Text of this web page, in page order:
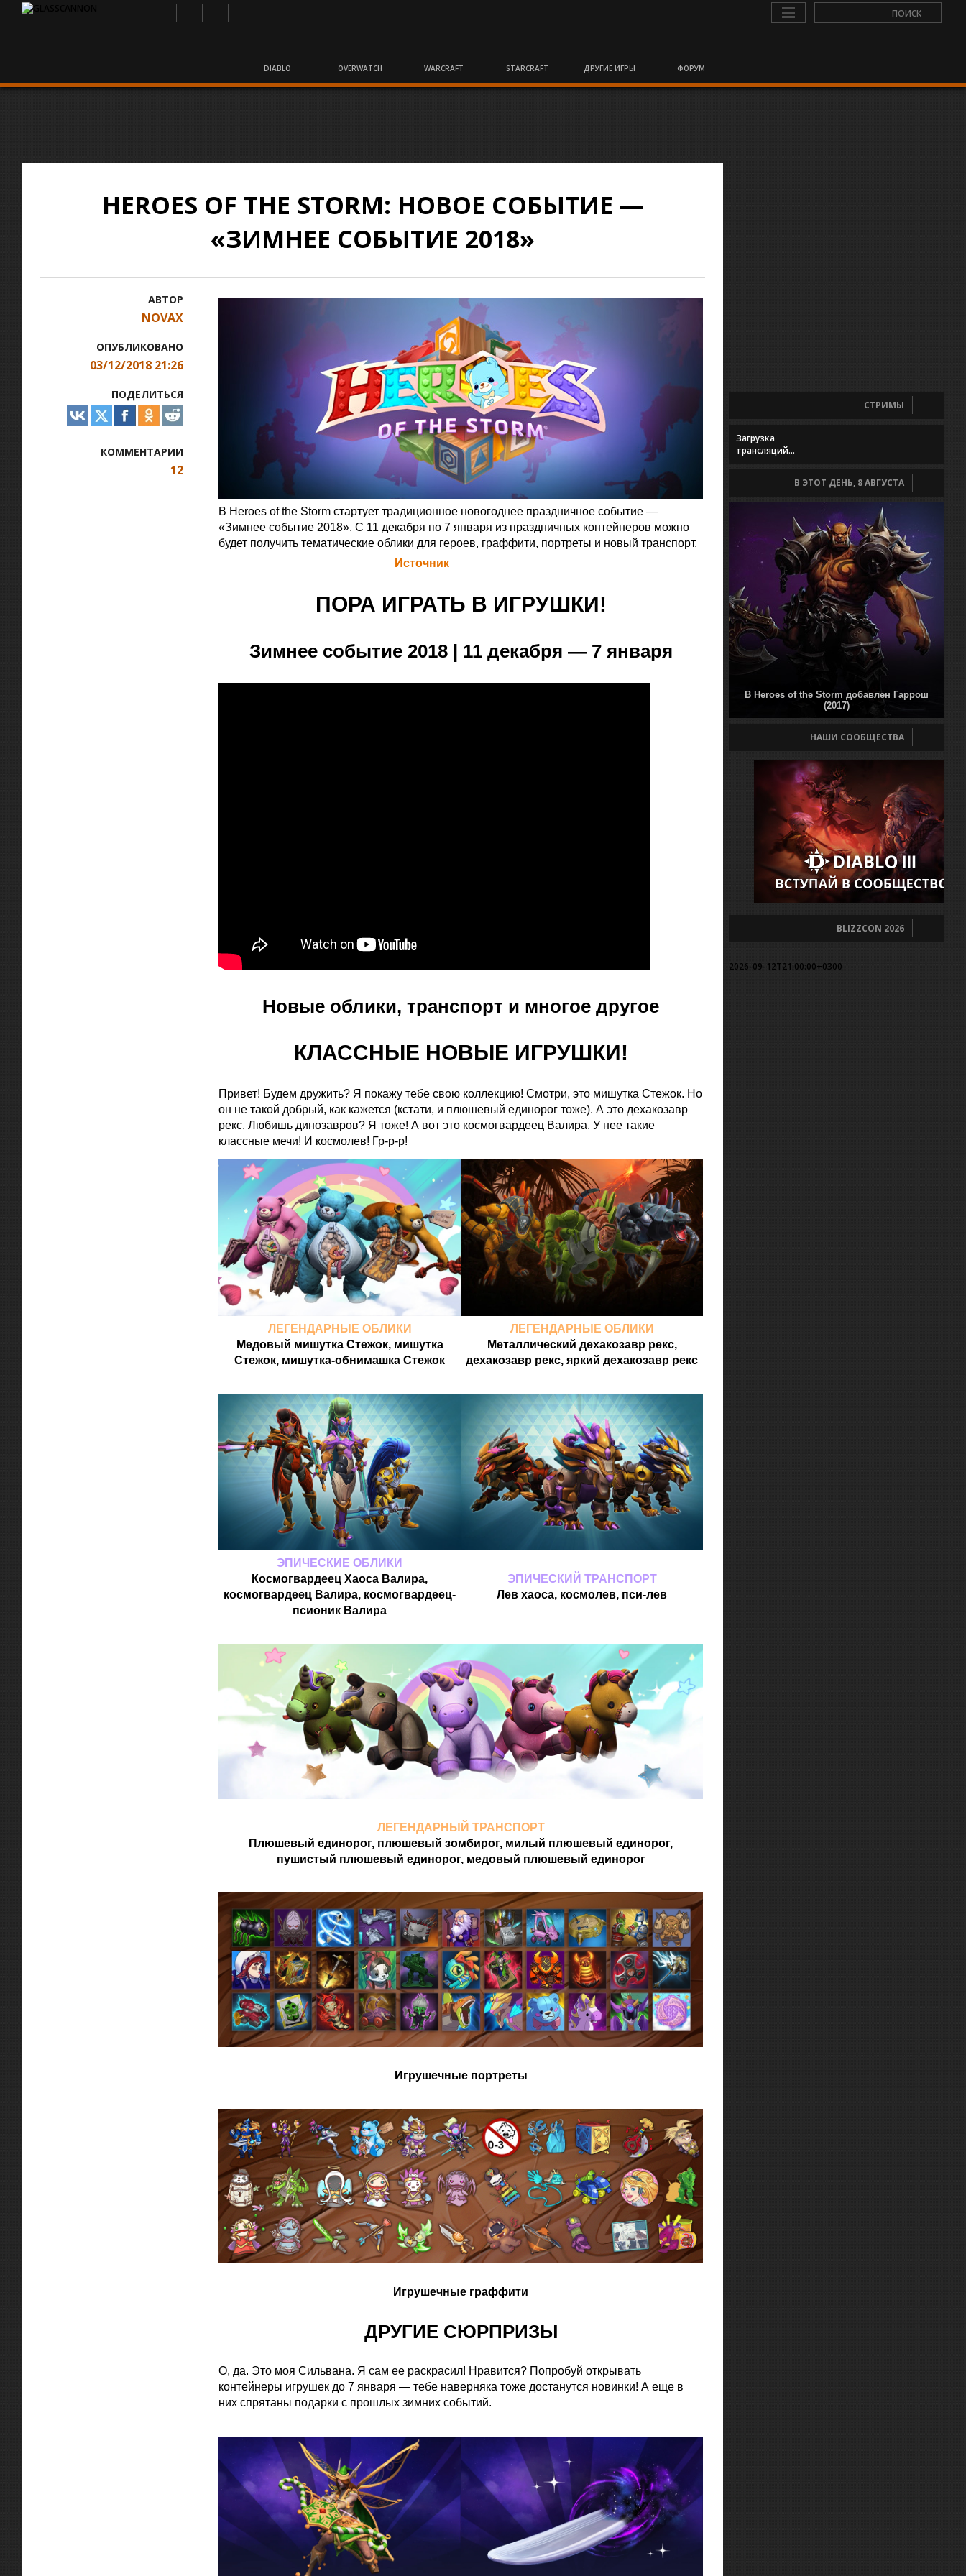
DIABLO OVERWATCH WARCRAFT STARCRAFT ДРУГИЕ ИГРЫ ФОРУМ
HEROES OF THE STORM: НОВОЕ СОБЫТИЕ —
«ЗИМНЕЕ СОБЫТИЕ 2018»
АВТОР
NOVAX
ОПУБЛИКОВАНО
03/12/2018 21:26
ПОДЕЛИТЬСЯ
КОММЕНТАРИИ
12
В Heroes of the Storm стартует традиционное новогоднее праздничное событие —
«Зимнее событие 2018». С 11 декабря по 7 января из праздничных контейнеров можно
будет получить тематические облики для героев, граффити, портреты и новый транспорт.
Источник
ПОРА ИГРАТЬ В ИГРУШКИ!
Зимнее событие 2018 | 11 декабря — 7 января
Новые облики, транспорт и многое другое
КЛАССНЫЕ НОВЫЕ ИГРУШКИ!
Привет! Будем дружить? Я покажу тебе свою коллекцию! Смотри, это мишутка Стежок. Но
он не такой добрый, как кажется (кстати, и плюшевый единорог тоже). А это дехакозавр
рекс. Любишь динозавров? Я тоже! А вот это космогвардеец Валира. У нее такие
классные мечи! И космолев! Гр-р-р!
ЛЕГЕНДАРНЫЕ ОБЛИКИ
Медовый мишутка Стежок, мишутка
Стежок, мишутка-обнимашка Стежок
ЛЕГЕНДАРНЫЕ ОБЛИКИ
Металлический дехакозавр рекс,
дехакозавр рекс, яркий дехакозавр рекс
ЭПИЧЕСКИЕ ОБЛИКИ
Космогвардеец Хаоса Валира,
космогвардеец Валира, космогвардеец-
псионик Валира
ЭПИЧЕСКИЙ ТРАНСПОРТ
Лев хаоса, космолев, пси-лев
ЛЕГЕНДАРНЫЙ ТРАНСПОРТ
Плюшевый единорог, плюшевый зомбирог, милый плюшевый единорог,
пушистый плюшевый единорог, медовый плюшевый единорог
Игрушечные портреты
Игрушечные граффити
ДРУГИЕ СЮРПРИЗЫ
О, да. Это моя Сильвана. Я сам ее раскрасил! Нравится? Попробуй открывать
контейнеры игрушек до 7 января — тебе наверняка тоже достанутся новинки! А еще в
них спрятаны подарки с прошлых зимних событий.
СТРИМЫ
Загрузка
трансляций...
В ЭТОТ ДЕНЬ, 8 АВГУСТА
В Heroes of the Storm добавлен Гаррош
(2017)
НАШИ СООБЩЕСТВА
BLIZZCON 2026
2026-09-12T21:00:00+0300